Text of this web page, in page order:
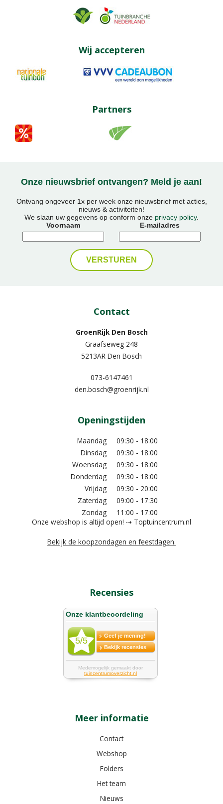
Wij accepteren
Partners
Onze nieuwsbrief ontvangen? Meld je aan!
Ontvang ongeveer 1x per week onze nieuwsbrief met acties,
nieuws & activiteiten!
We slaan uw gegevens op conform onze privacy policy.
Voornaam
E-mailadres
Contact
GroenRijk Den Bosch
Graafseweg 248
5213AR Den Bosch
073-6147461
den.bosch@groenrijk.nl
Openingstijden
Maandag
09:30 - 18:00
Dinsdag
09:30 - 18:00
Woensdag
09:30 - 18:00
Donderdag
09:30 - 18:00
Vrijdag
09:30 - 20:00
Zaterdag
09:00 - 17:30
Zondag
11:00 - 17:00
Onze webshop is altijd open! ⇢ Toptuincentrum.nl
Bekijk de koopzondagen en feestdagen.
Recensies
Meer informatie
Contact
Webshop
Folders
Het team
Nieuws